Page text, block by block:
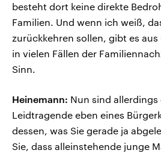
besteht dort keine direkte
Familien. Und wenn ich weiß,
zurückkehren sollen, gibt es
in vielen Fällen der
Sinn.
Heinemann: Nun sind allerdings
Leidtragende eben eines
dessen, was Sie gerade ja
Sie, dass alleinstehende junge